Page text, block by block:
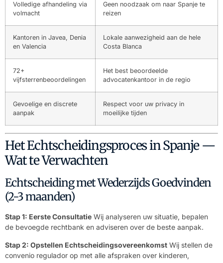
Volledige afhandeling via
volmacht
Geen noodzaak om naar Spanje te
reizen
Kantoren in Javea, Denia
en Valencia
Lokale aanwezigheid aan de hele
Costa Blanca
72+
vijfsterrenbeoordelingen
Het best beoordeelde
advocatenkantoor in de regio
Gevoelige en discrete
aanpak
Respect voor uw privacy in
moeilijke tijden
Het Echtscheidingsproces in Spanje —
Wat te Verwachten
Echtscheiding met Wederzijds Goedvinden
(2-3 maanden)
Stap 1: Eerste Consultatie Wij analyseren uw situatie, bepalen
de bevoegde rechtbank en adviseren over de beste aanpak.
Stap 2: Opstellen Echtscheidingsovereenkomst Wij stellen de
convenio regulador op met alle afspraken over kinderen,